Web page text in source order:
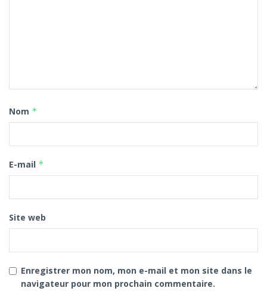
Nom *
E-mail *
Site web
Enregistrer mon nom, mon e-mail et mon site dans le
navigateur pour mon prochain commentaire.